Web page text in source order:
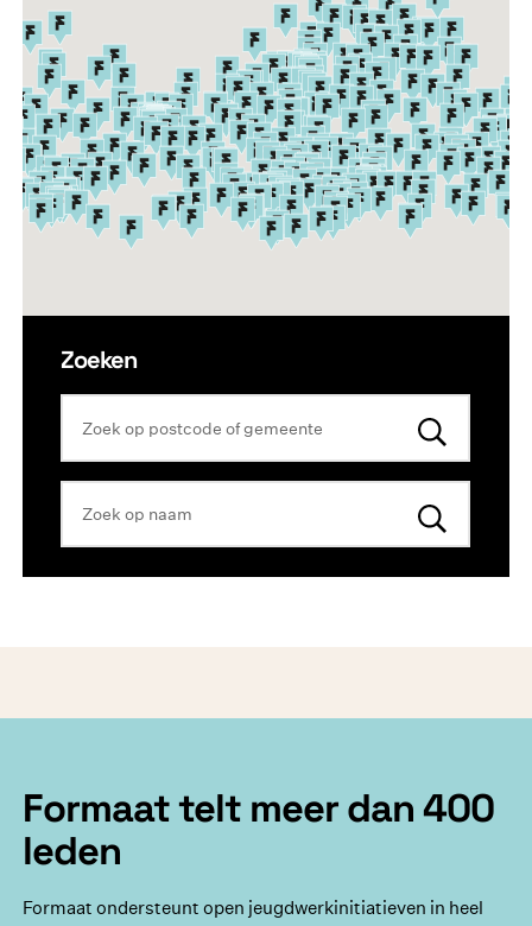
Zoeken
Formaat telt meer dan 400
leden
Formaat ondersteunt open jeugdwerkinitiatieven in heel